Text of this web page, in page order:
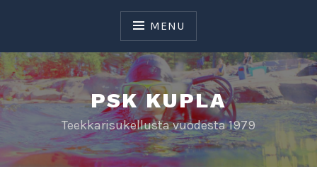
MENU
PSK KUPLA
Teekkarisukellusta vuodesta 1979